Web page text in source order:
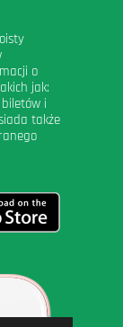
o
jak:
i
także